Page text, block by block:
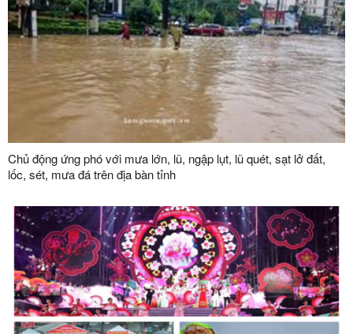
Chủ động ứng phó với mưa lớn, lũ, ngập lụt, lũ quét, sạt lở đất,
lốc, sét, mưa đá trên địa bàn tỉnh